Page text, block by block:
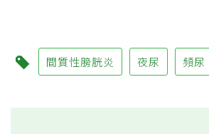
間質性膀胱炎 夜尿 頻尿